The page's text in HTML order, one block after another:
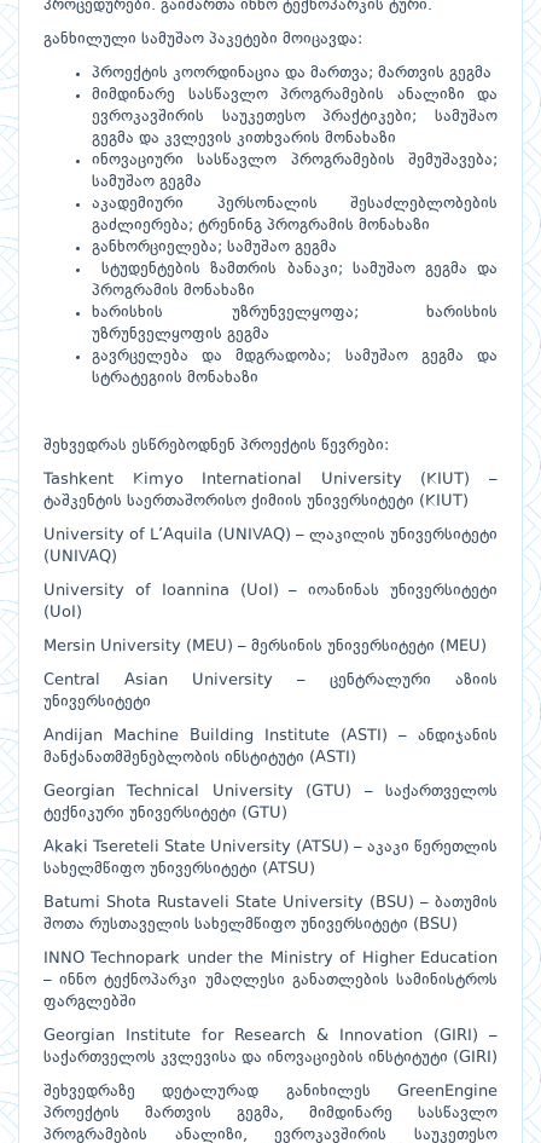
პროცედურები. გაიმართა ინნო ტექნოპარკის ტური.
განხილული სამუშაო პაკეტები მოიცავდა:
პროექტის კოორდინაცია და მართვა; მართვის გეგმა
მიმდინარე სასწავლო პროგრამების ანალიზი და
ევროკავშირის საუკეთესო პრაქტიკები; სამუშაო
გეგმა და კვლევის კითხვარის მონახაზი
ინოვაციური სასწავლო პროგრამების შემუშავება;
სამუშაო გეგმა
აკადემიური პერსონალის შესაძლებლობების
გაძლიერება; ტრენინგ პროგრამის მონახაზი
განხორციელება; სამუშაო გეგმა
სტუდენტების ზამთრის ბანაკი; სამუშაო გეგმა და
პროგრამის მონახაზი
ხარისხის უზრუნველყოფა; ხარისხის
უზრუნველყოფის გეგმა
გავრცელება და მდგრადობა; სამუშაო გეგმა და
სტრატეგიის მონახაზი
შეხვედრას ესწრებოდნენ პროექტის წევრები:
Tashkent Kimyo International University (KIUT) –
ტაშკენტის საერთაშორისო ქიმიის უნივერსიტეტი (KIUT)
University of L’Aquila (UNIVAQ) – ლაკილის უნივერსიტეტი
(UNIVAQ)
University of Ioannina (UoI) – იოანინას უნივერსიტეტი
(UoI)
Mersin University (MEU) – მერსინის უნივერსიტეტი (MEU)
Central Asian University – ცენტრალური აზიის
უნივერსიტეტი
Andijan Machine Building Institute (ASTI) – ანდიჯანის
მანქანათმშენებლობის ინსტიტუტი (ASTI)
Georgian Technical University (GTU) – საქართველოს
ტექნიკური უნივერსიტეტი (GTU)
Akaki Tsereteli State University (ATSU) – აკაკი წერეთლის
სახელმწიფო უნივერსიტეტი (ATSU)
Batumi Shota Rustaveli State University (BSU) – ბათუმის
შოთა რუსთაველის სახელმწიფო უნივერსიტეტი (BSU)
INNO Technopark under the Ministry of Higher Education
– ინნო ტექნოპარკი უმაღლესი განათლების სამინისტროს
ფარგლებში
Georgian Institute for Research & Innovation (GIRI) –
საქართველოს კვლევისა და ინოვაციების ინსტიტუტი (GIRI)
შეხვედრაზე დეტალურად განიხილეს GreenEngine
პროექტის მართვის გეგმა, მიმდინარე სასწავლო
პროგრამების ანალიზი, ევროკავშირის საუკეთესო